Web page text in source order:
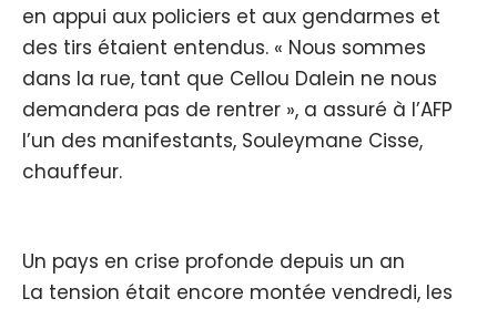
en appui aux policiers et aux gendarmes et
des tirs étaient entendus. « Nous sommes
dans la rue, tant que Cellou Dalein ne nous
demandera pas de rentrer », a assuré à l’AFP
l’un des manifestants, Souleymane Cisse,
chauffeur.
Un pays en crise profonde depuis un an
La tension était encore montée vendredi, les